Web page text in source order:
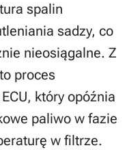
spalin
sadzy, co
nieosiągalne. Z
to proces
który opóźnia
paliwo w fazie
w filtrze.